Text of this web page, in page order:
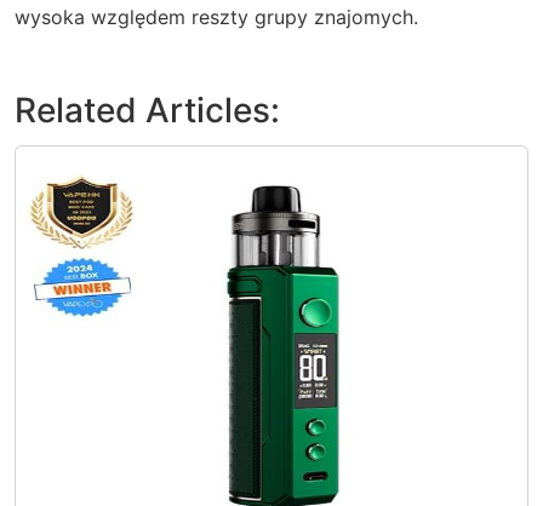
wysoka względem reszty grupy znajomych.
Related Articles: